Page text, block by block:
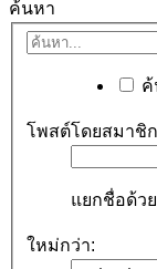
ค้นหา
ค้
โพสต์โดยสมาชิ
แยกชื่อด้ว
ใหม่กว่า: